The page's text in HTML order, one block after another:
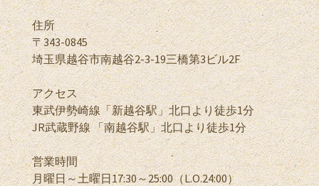
住所
〒343-0845
埼玉県越谷市南越谷2-3-19三橋第3ビル2F
アクセス
東武伊勢崎線「新越谷駅」北口より徒歩1分
JR武蔵野線 「南越谷駅」北口より徒歩1分
営業時間
月曜日～土曜日17:30～25:00（L.O.24:00）